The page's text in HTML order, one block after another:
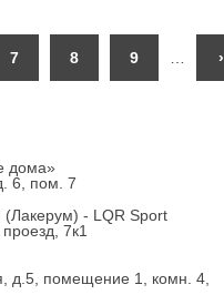
7 8 9 ›
дома»
6, пом. 7
(Лакерум) - LQR Sport
7к1
д.5, помещение 1, комн. 4,